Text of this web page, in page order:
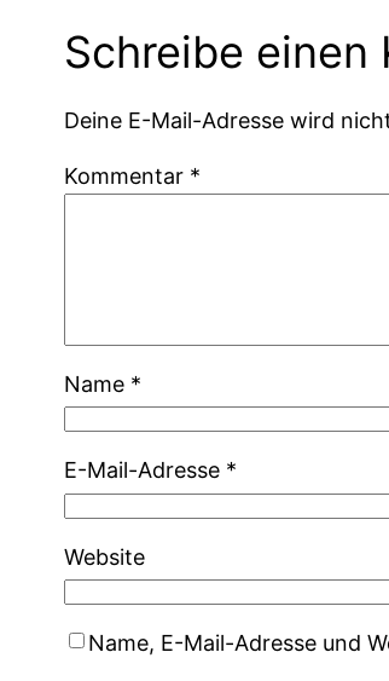
Schreibe einen
Deine E-Mail-Adresse wird
Kommentar *
Name *
E-Mail-Adresse *
Website
Name, E-Mail-Adresse und